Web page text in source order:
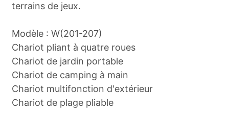
terrains de jeux.
Modèle : W(201-207)
Chariot pliant à quatre roues
Chariot de jardin portable
Chariot de camping à main
Chariot multifonction d'extérieur
Chariot de plage pliable